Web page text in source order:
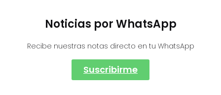
Noticias por WhatsApp
Recibe nuestras notas directo en tu WhatsApp
Suscribirme